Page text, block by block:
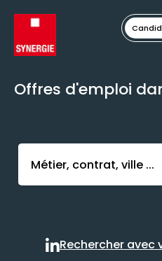
Offres d'emploi
Activer l’élément pour
Rechercher avec